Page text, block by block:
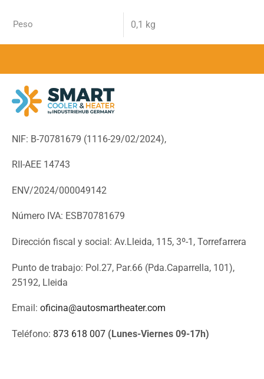
Peso 0,1 kg
NIF: B-70781679 (1116-29/02/2024),
RII-AEE 14743
ENV/2024/000049142
Número IVA: ESB70781679
Dirección fiscal y social: Av.Lleida, 115, 3º-1, Torrefarrera
Punto de trabajo: Pol.27, Par.66 (Pda.Caparrella, 101),
25192, Lleida
Email: oficina@autosmartheater.com
Teléfono: 873 618 007 (Lunes-Viernes 09-17h)